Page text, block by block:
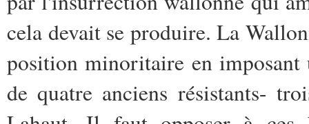
cela devait se produire. La
position minoritaire en
de quatre anciens résistants-